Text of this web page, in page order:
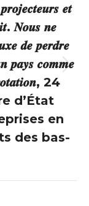
𝒆𝒕
𝑵𝒐𝒖𝒔 𝒏𝒆
𝒅𝒆 𝒑𝒆𝒓𝒅𝒓𝒆
𝒑𝒂𝒚𝒔 𝒄𝒐𝒎𝒎𝒆
24
d’État
en
des bas-